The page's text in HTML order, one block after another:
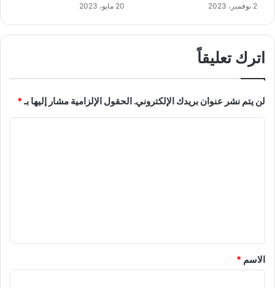
2 نوفمبر، 2023 20 مايو، 2023
اترك تعليقاً
لن يتم نشر عنوان بريدك الإلكتروني. الحقول الإلزامية مشار إليها بـ*
*
الاسم *